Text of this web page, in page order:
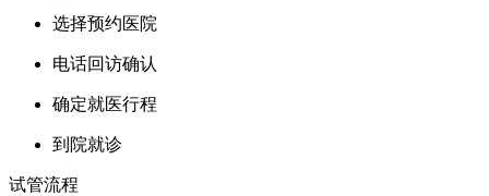
选择预约医院
电话回访确认
确定就医行程
到院就诊
试管流程